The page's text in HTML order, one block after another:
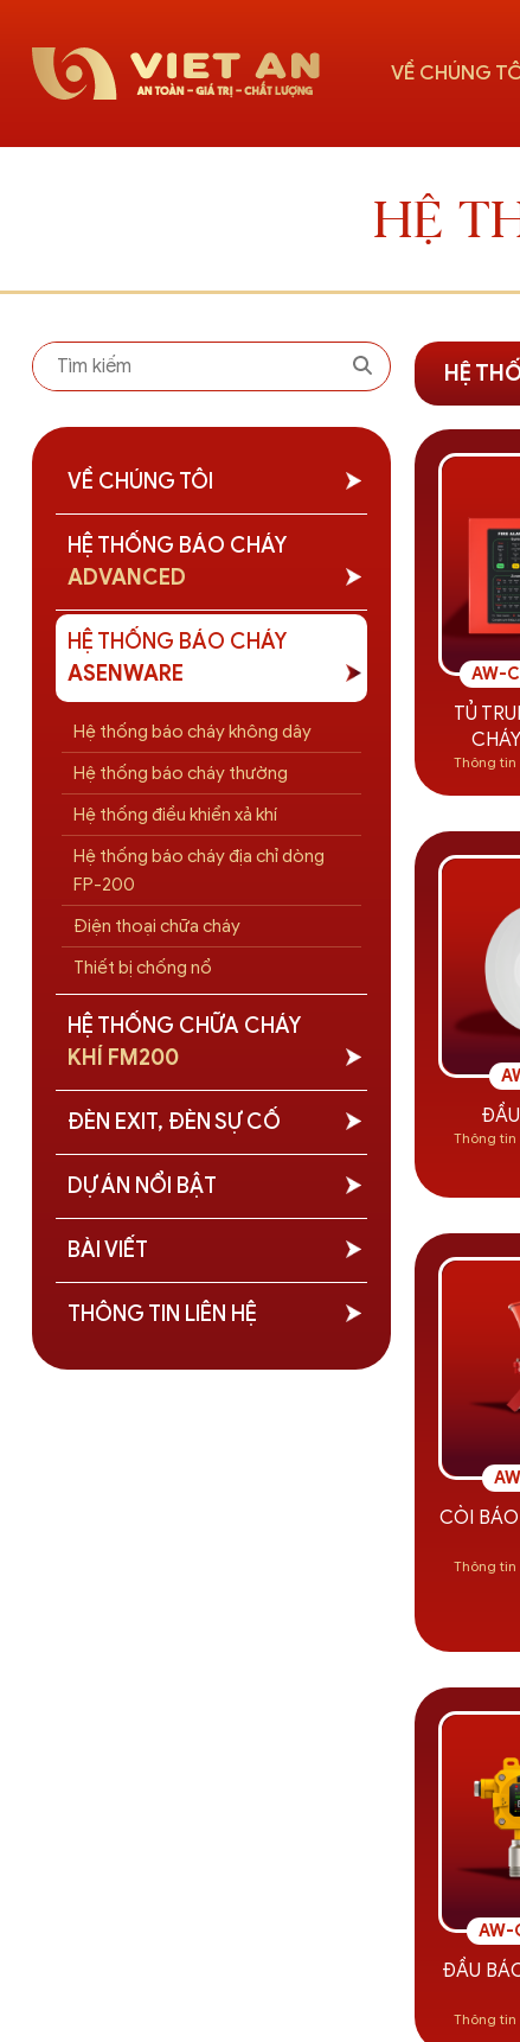
VỀ CHÚNG
HỆ
HỆ
AW-
TỦ
Thông
Thông
CÒI
Thông
AW-
ĐẦU
Thông
VỀ CHÚNG TÔI
HỆ THỐNG BÁO CHÁY
ADVANCED
HỆ THỐNG BÁO CHÁY
ASENWARE
Hệ thống báo cháy không dây
Hệ thống báo cháy thường
Hệ thống điều khiển xả khí
Hệ thống báo cháy địa chỉ dòng
FP-200
Điện thoại chữa cháy
Thiết bị chống nổ
HỆ THỐNG CHỮA CHÁY
KHÍ FM200
ĐÈN EXIT, ĐÈN SỰ CỐ
DỰ ÁN NỔI BẬT
BÀI VIẾT
THÔNG TIN LIÊN HỆ